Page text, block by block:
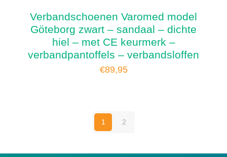
Verbandschoenen Varomed model
Göteborg zwart – sandaal – dichte
hiel – met CE keurmerk –
verbandpantoffels – verbandsloffen
€89,95
1 2